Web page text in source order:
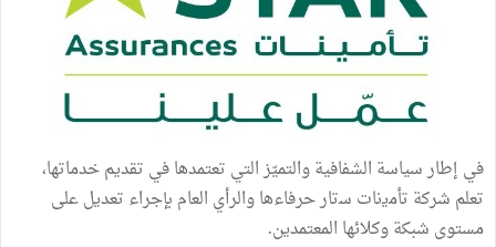
في إطار سياسة الشفافية والتميّز التي تعتمدها في تقديم خدماتها،
تعلم شركة ﺗﺄﻣﯾﻧﺎت ﺳﺗﺎر حرفاءها والرأي العام بإجراء تعديل على
مستوى شبكة وكلائها المعتمدين.